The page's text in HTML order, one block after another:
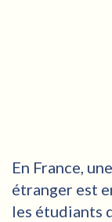
En France,
étranger est
les étudiants